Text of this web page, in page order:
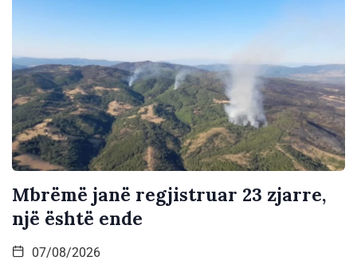
Mbrëmë janë regjistruar 23 zjarre,
një është ende
07/08/2026